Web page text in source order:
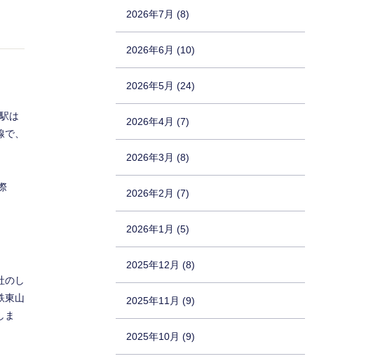
は
、
のし
東山
ま
2026年7月 (8)
2026年6月 (10)
2026年5月 (24)
2026年4月 (7)
2026年3月 (8)
2026年2月 (7)
2026年1月 (5)
2025年12月 (8)
2025年11月 (9)
2025年10月 (9)